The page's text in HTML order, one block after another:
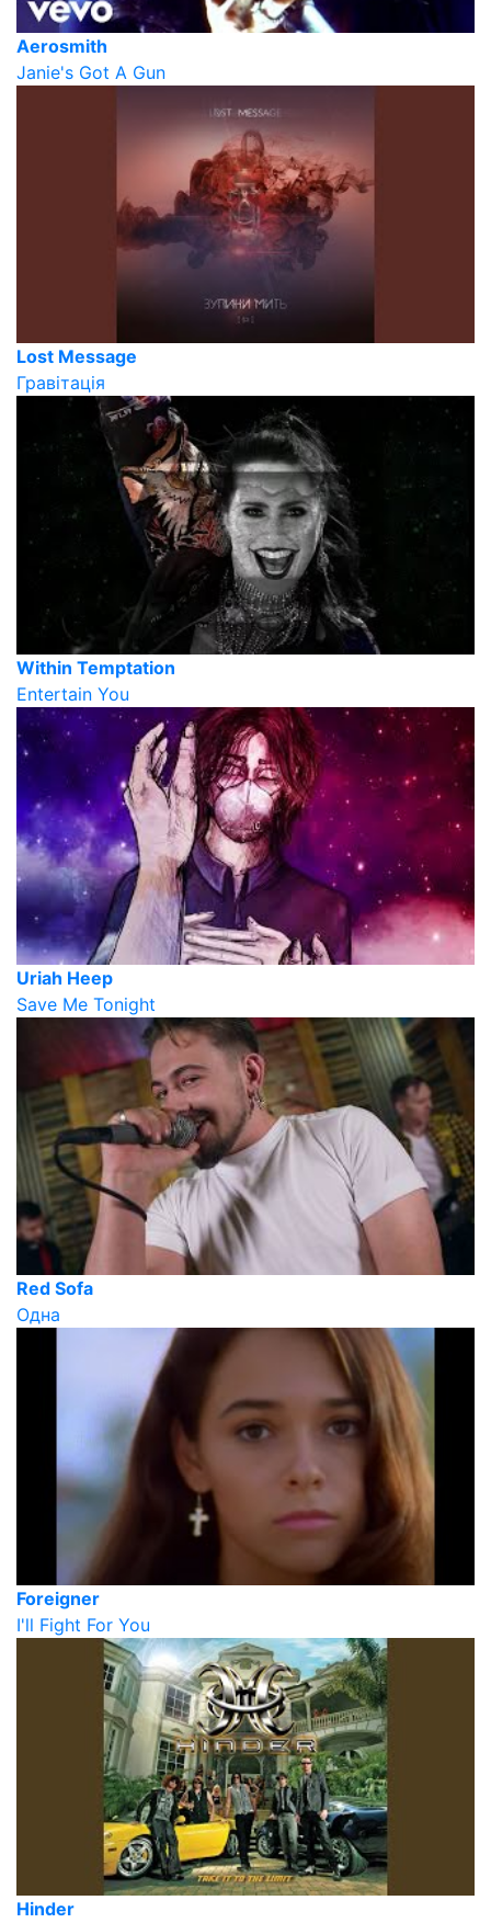
Aerosmith
Janie's Got A Gun
Lost Message
Гравітація
Within Temptation
Entertain You
Uriah Heep
Save Me Tonight
Red Sofa
Одна
Foreigner
I'll Fight For You
Hinder